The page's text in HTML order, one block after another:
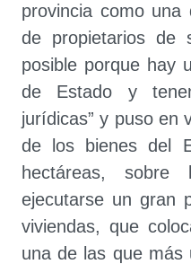
provincia como
de propietarios de
posible porque hay
de Estado y
jurídicas” y puso en
de los bienes del
hectáreas,
ejecutarse un gran
viviendas, que
una de las que más